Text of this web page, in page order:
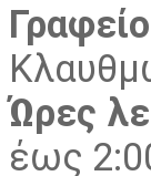
Ώρες
έως